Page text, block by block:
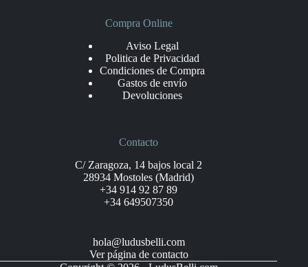
Compra Online
Aviso Legal
Politica de Privacidad
Condiciones de Compra
Gastos de envío
Devoluciones
Contacto
C/ Zaragoza, 14 bajos local 2
28934 Mostoles (Madrid)
+34 914 92 87 89
+34 649507350
hola@ludusbelli.com
Ver página de contacto